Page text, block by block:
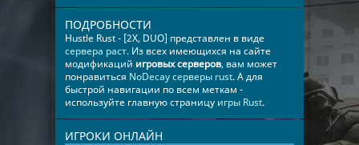
ПОДРОБНОСТИ
Hustle Rust - [2X, DUO] представлен в виде
сервера раст. Из всех имеющихся на сайте
модификаций игровых серверов, вам может
понравиться NoDecay серверы rust. А для
быстрой навигации по всем меткам -
используйте главную страницу игры Rust.
ИГРОКИ ОНЛАЙН